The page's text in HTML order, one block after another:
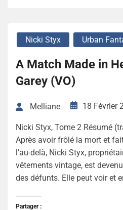
Nicki Styx Urban
A Match Made in
Garey (VO)
Melliane 18 Février
Nicki Styx, Tome 2 Résumé
Après avoir frôlé la mort et
l’au-delà, Nicki Styx,
vêtements vintage, est
des défunts. Elle peut voir et
Partager :